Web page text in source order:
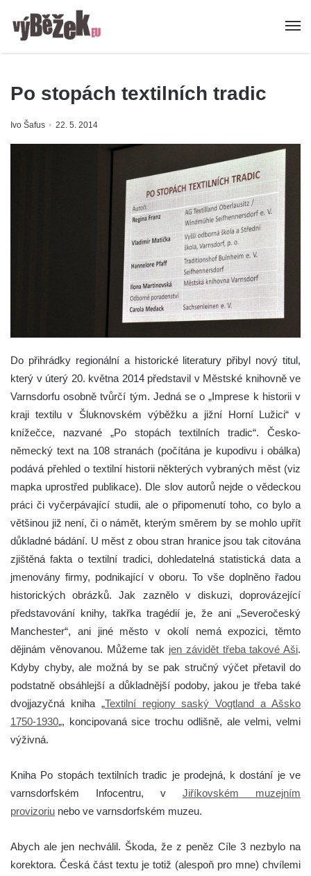
Po stopách textilních tradic
Ivo Šafus 22. 5. 2014
Do přihrádky regionální a historické literatury přibyl nový titul,
který v úterý 20. května 2014 představil v Městské knihovně ve
Varnsdorfu osobně tvůrčí tým. Jedná se o „Imprese k historii v
kraji textilu v Šluknovském výběžku a jižní Horní Lužici“ v
knížečce, nazvané „Po stopách textilních tradic“. Česko-
německý text na 108 stranách (počítána je kupodivu i obálka)
podává přehled o textilní historii některých vybraných měst (viz
mapka uprostřed publikace). Dle slov autorů nejde o vědeckou
práci či vyčerpávající studii, ale o připomenutí toho, co bylo a
většinou již není, či o námět, kterým směrem by se mohlo upřít
důkladné bádání. U měst z obou stran hranice jsou tak citována
zjištěná fakta o textilní tradici, dohledatelná statistická data a
jmenovány firmy, podnikající v oboru. To vše doplněno řadou
historických obrázků. Jak zaznělo v diskuzi, doprovázející
představování knihy, takřka tragédií je, že ani „Severočeský
Manchester“, ani jiné město v okolí nemá expozici, těmto
dějinám věnovanou. Můžeme tak jen závidět třeba takové Aši.
Kdyby chyby, ale možná by se pak stručný výčet přetavil do
podstatně obsáhlejší a důkladnější podoby, jakou je třeba také
dvojjazyčná kniha „Textilní regiony saský Vogtland a Ašsko
1750-1930„, koncipovaná sice trochu odlišně, ale velmi, velmi
výživná.
Kniha Po stopách textilních tradic je prodejná, k dostání je ve
varnsdorfském Infocentru, v Jiříkovském muzejním
provizoriu nebo ve varnsdorfském muzeu.
Abych ale jen nechválil. Škoda, že z peněz Cíle 3 nezbylo na
korektora. Česká část textu je totiž (alespoň pro mne) chvílemi